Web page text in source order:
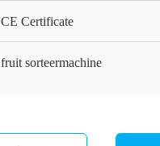
CE Certificate
fruit sorteermachine